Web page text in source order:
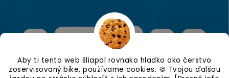
Aby ti tento web šliapal rovnako hladko ako čerstvo
zoservisovaný bike, používame cookies. 🍪 Tvojou ďalšou